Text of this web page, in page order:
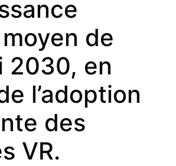
de
2030, en
l’adoption
des
VR.